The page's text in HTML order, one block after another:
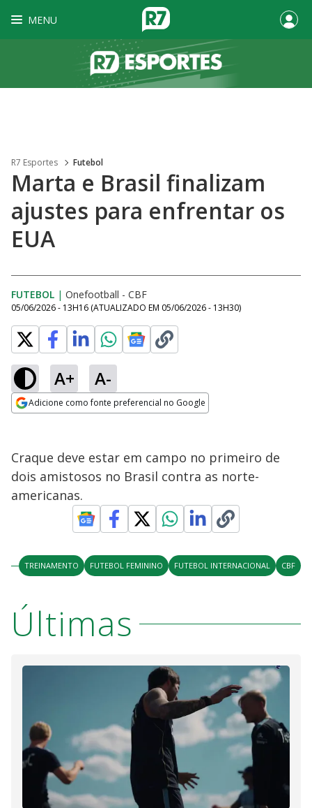
MENU
R7 Esportes Futebol
Marta e Brasil finalizam
ajustes para enfrentar os
EUA
FUTEBOL | Onefootball - CBF
05/06/2026 - 13H16 (ATUALIZADO EM 05/06/2026 - 13H30)
A+ A-
Adicione como fonte preferencial no Google
Craque deve estar em campo no primeiro de
dois amistosos no Brasil contra as norte-
americanas.
TREINAMENTO FUTEBOL FEMININO FUTEBOL INTERNACIONAL CBF
Últimas